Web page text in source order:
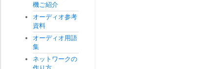
機ご紹介
オーディオ参考
資料
オーディオ用語
集
ネットワークの